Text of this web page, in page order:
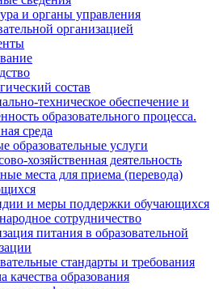
и органы управления
организацией
состав
техническое обеспечение и
образовательного процесса.
среда
образовательные услуги
хозяйственная деятельность
места для приема (перевода)
и меры поддержки обучающихся
сотрудничество
питания в образовательной
стандарты и требования
качества образования